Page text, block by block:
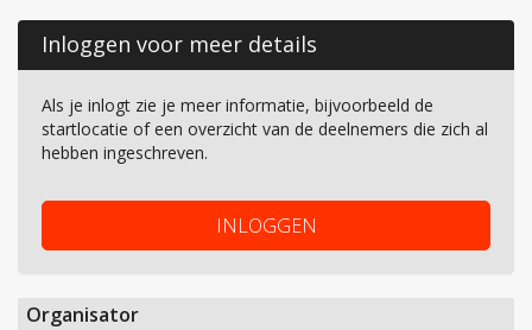
Inloggen voor meer details
Als je inlogt zie je meer informatie, bijvoorbeeld de
startlocatie of een overzicht van de deelnemers die zich al
hebben ingeschreven.
INLOGGEN
Organisator